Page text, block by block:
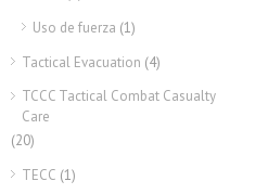
Uso de fuerza (1)
Tactical Evacuation (4)
TCCC Tactical Combat Casualty
Care
(20)
TECC (1)